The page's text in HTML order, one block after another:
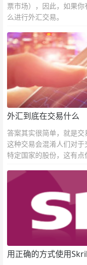
票市场），因此，如果
么进行外汇交易。
外汇到底在交易什么
答案其实很简单，就是交
这种交易会混淆人们对
特定国家的股份，这有
用正确的方式使用